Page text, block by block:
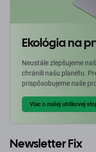
Ekológia na
Neustále zlepšujeme
chránili našu planétu.
prispôsobujeme naše
Viac o našej uhlíkovej
Newsletter Fix